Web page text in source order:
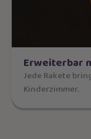
Erweiterbar
Jede Rakete
Kinderzimmer.